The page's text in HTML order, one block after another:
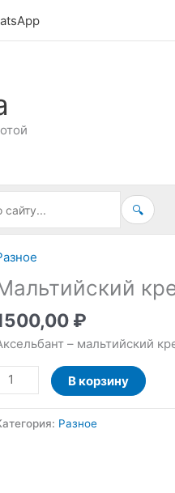
🔍
₽
– мальтийский
Количество
В корзину
Разное